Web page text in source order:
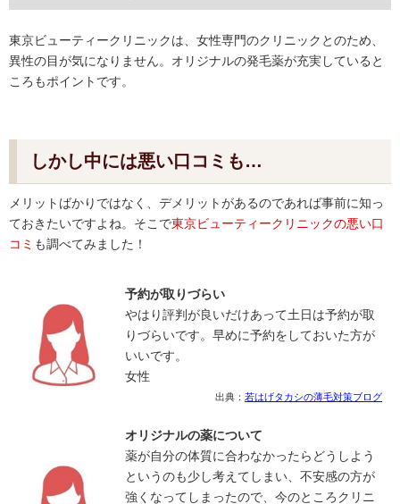
東京ビューティークリニックは、女性専門のクリニックとのため、
異性の目が気になりません。オリジナルの発毛薬が充実していると
ころもポイントです。
しかし中には悪い口コミも…
メリットばかりではなく、デメリットがあるのであれば事前に知っ
ておきたいですよね。そこで東京ビューティークリニックの悪い口
コミ も調べてみました！
予約が取りづらい
やはり評判が良いだけあって土日は予約が取
りづらいです。早めに予約をしておいた方が
いいです。
女性
出典： 若はげタカシの薄毛対策ブログ
オリジナルの薬について
薬が自分の体質に合わなかったらどうしよう
というのも少し考えてしまい、不安感の方が
強くなってしまったので、今のところクリニ